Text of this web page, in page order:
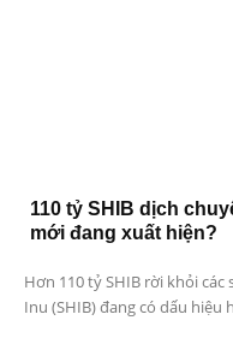
110 tỷ SHIB dịch
mới đang xuất hiện?
Hơn 110 tỷ SHIB rời khỏi
Inu (SHIB) đang có dấu hiệu